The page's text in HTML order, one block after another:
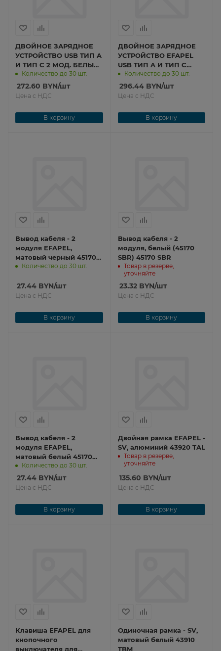
ДВОЙНОЕ ЗАРЯДНОЕ
УСТРОЙСТВО USB ТИП A
И ТИП C 2 МОД. БЕЛЫЙ
(45381 SBR) 45381 SBR
Количество до 30 шт.
272.60 BYN/шт
Цена с НДС
В корзину
ДВОЙНОЕ ЗАРЯДНОЕ
УСТРОЙСТВО EFAPEL
USB ТИП A И ТИП C
EFAPEL - 2 МОД. БЕЛЫЙ
МАТОВЫЙ 45381 SBM
Количество до 30 шт.
296.44BYN/шт
Цена с НДС
В корзину
Вывод кабеля - 2
модуля EFAPEL,
матовый черный 45170
SPMКоличество до 30 шт.
27.44 BYN/шт
Цена с НДС
В корзину
Вывод кабеля - 2
модуля, белый (45170
SBR) 45170 SBR
Товар в резерве,
уточняйте
23.32BYN/шт
Цена с НДС
В корзину
Вывод кабеля - 2
модуля EFAPEL,
матовый белый 45170
SBMКоличество до 30 шт.
27.44 BYN/шт
Цена с НДС
В корзину
Двойная рамка EFAPEL -
SV, алюминий 43920 TAL
Товар в резерве,
уточняйте
135.60 BYN/шт
Цена с НДС
В корзину
Клавиша EFAPEL для
кнопочного
выключателя для
Одиночная рамка - SV,
матовый белый 43910
TBM